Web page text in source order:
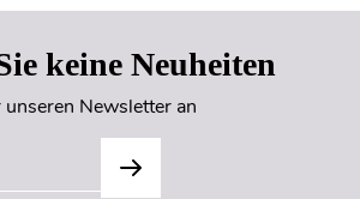
keine Neuheiten
Newsletter an